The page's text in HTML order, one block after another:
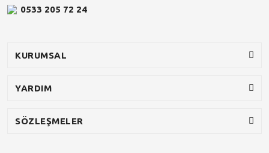
0533 205 72 24
KURUMSAL
YARDIM
SÖZLEŞMELER